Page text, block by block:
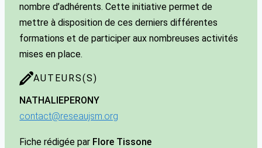
nombre d’adhérents. Cette initiative permet de
mettre à disposition de ces derniers différentes
formations et de participer aux nombreuses activités
mises en place.
AUTEURS(S)
NATHALIEPERONY
contact@reseaujsm.org
Fiche rédigée par Flore Tissone